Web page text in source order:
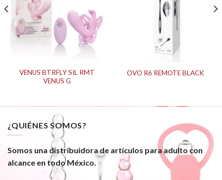
VENUS BTRFLY SIL RMT
VENUS G
OVO R6 REMOTE BLACK
¿QUIÉNES SOMOS?
Somos una distribuidora de artículos para adulto con
alcance en todo México.